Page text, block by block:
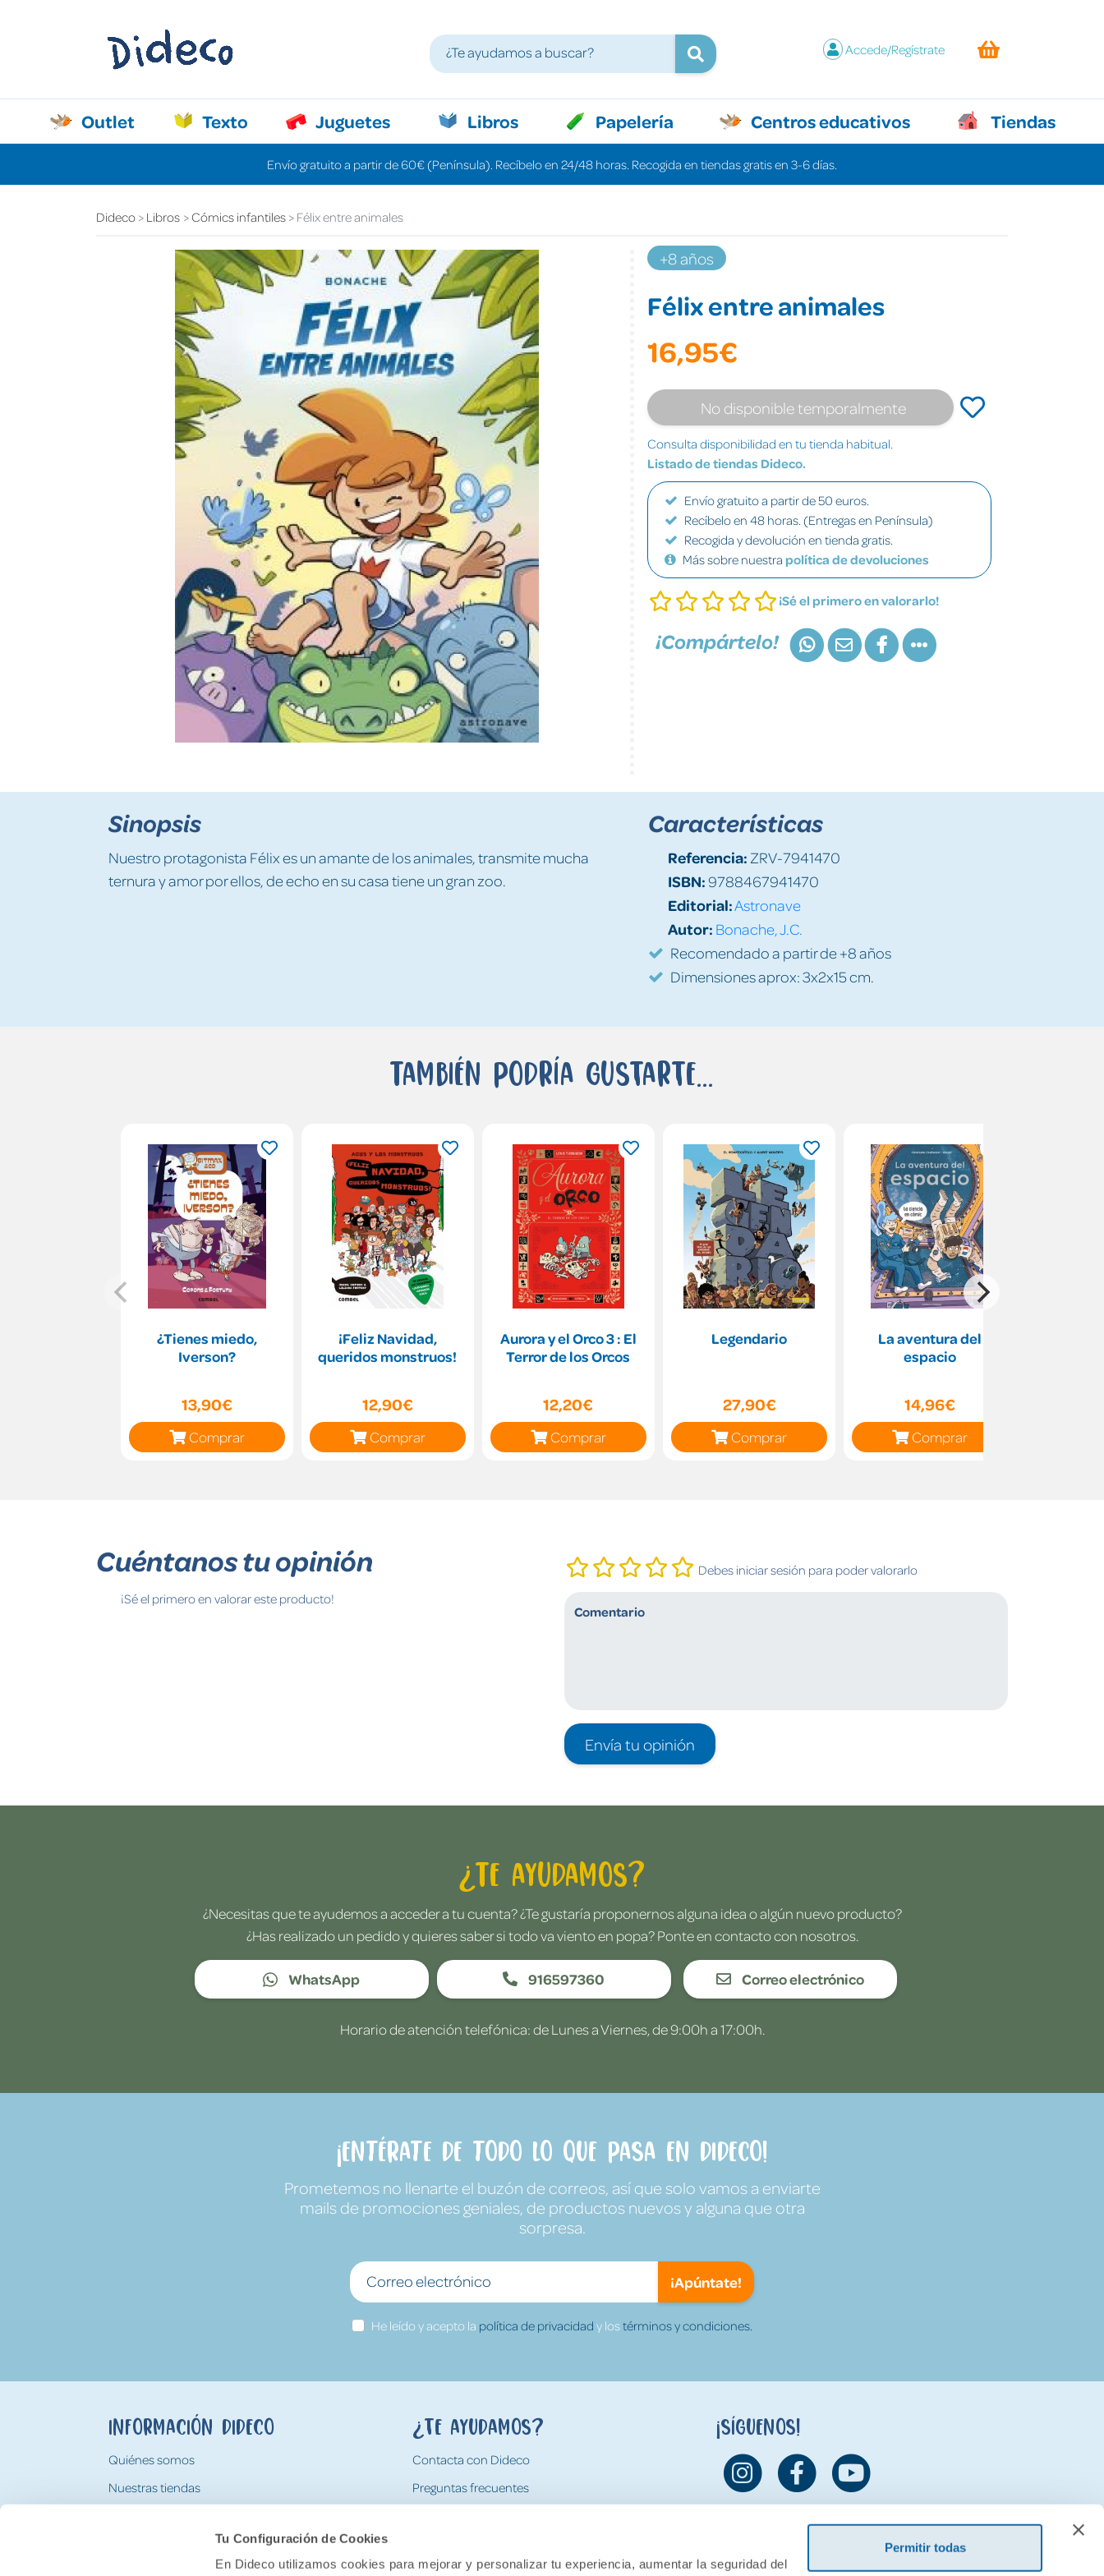
Tu Configuración de Cookies
En Dideco utilizamos cookies para mejorar y personalizar tu experiencia, aumentar la seguridad del
Permitir todas
Accede/Regístrate
Outlet Texto Juguetes Libros Papelería Centros educativos Tiendas
Envío gratuito a partir de 60€ (Península). Recíbelo en 24/48 horas. Recogida en tiendas gratis en 3-6 días.
Dideco Libros Cómics infantiles Félix entre animales
+8 años
Félix entre animales
16,95€
No disponible temporalmente
Consulta disponibilidad en tu tienda habitual.
Listado de tiendas Dideco.
Envío gratuito a partir de 50 euros.
Recíbelo en 48 horas. (Entregas en Península)
Recogida y devolución en tienda gratis.
Más sobre nuestra política de devoluciones
¡Sé el primero en valorarlo!
¡Compártelo!
Sinopsis
Nuestro protagonista Félix es un amante de los animales, transmite mucha
ternura y amor por ellos, de echo en su casa tiene un gran zoo.
Características
Referencia: ZRV-7941470
ISBN:9788467941470
Editorial:Astronave
Autor: Bonache, J.C.
Recomendado a partir de +8 años
Dimensiones aprox: 3x2x15 cm.
También podría gustarte...
¿Tienes miedo,
Iverson?
13,90€
Comprar
¡Feliz Navidad,
queridos monstruos!
12,90€
Comprar
Aurora y el Orco 3 : El
Terror de los Orcos
12,20€
Comprar
Legendario
27,90€
Comprar
La aventura del
espacio
14,96€
Comprar
Cuéntanos tu opinión
¡Sé el primero en valorar este producto!
Debes iniciar sesión para poder valorarlo
Envía tu opinión
¿Te ayudamos?
¿Necesitas que te ayudemos a acceder a tu cuenta? ¿Te gustaría proponernos alguna idea o algún nuevo producto?
¿Has realizado un pedido y quieres saber si todo va viento en popa? Ponte en contacto con nosotros.
WhatsApp 916597360 Correo electrónico
Horario de atención telefónica: de Lunes a Viernes, de 9:00h a 17:00h.
¡Entérate de todo lo que pasa en Dideco!
Prometemos no llenarte el buzón de correos, así que solo vamos a enviarte
mails de promociones geniales, de productos nuevos y alguna que otra
sorpresa.
¡Apúntate!
He leído y acepto la política de privacidad y lostérminos y condiciones.
Información Dideco
Quiénes somos
Nuestras tiendas
Tarjeta Regalo Dideco
¿Te ayudamos?
Contacta con Dideco
Preguntas frecuentes
Devoluciones
¡Síguenos!